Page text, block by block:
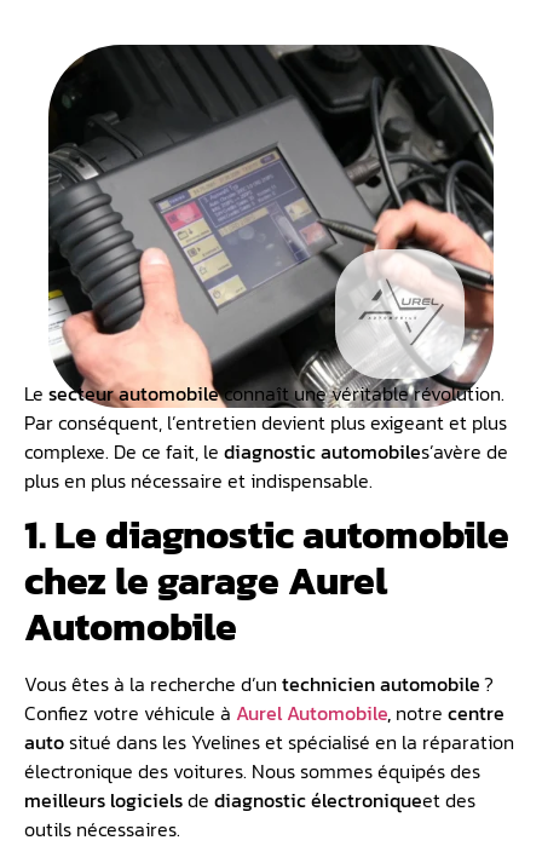
Le secteur automobileconnaît une véritable révolution.
Par conséquent, l’entretien devient plus exigeant et plus
complexe. De ce fait, le diagnostic automobiles’avère de
plus en plus nécessaire et indispensable.
1. Le diagnostic automobile
chez le garage Aurel
Automobile
Vous êtes à la recherche d’un technicien automobile?
Confiez votre véhicule à Aurel Automobile, notre centre
autositué dans les Yvelines et spécialisé en la réparation
électronique des voitures. Nous sommes équipés des
meilleurs logicielsde diagnostic électroniqueet des
outils nécessaires.